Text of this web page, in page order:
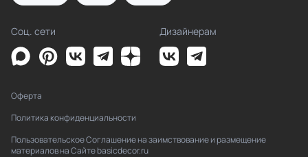
Соц. сети Дизайнерам
Оферта
Политика конфиденциальности
Пользовательское Соглашение на заимствование и размещение
материалов на Сайте basicdecor.ru